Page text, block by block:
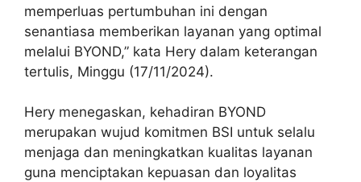
memperluas pertumbuhan ini dengan
senantiasa memberikan layanan yang optimal
melalui BYOND,” kata Hery dalam keterangan
tertulis, Minggu (17/11/2024).
Hery menegaskan, kehadiran BYOND
merupakan wujud komitmen BSI untuk selalu
menjaga dan meningkatkan kualitas layanan
guna menciptakan kepuasan dan loyalitas